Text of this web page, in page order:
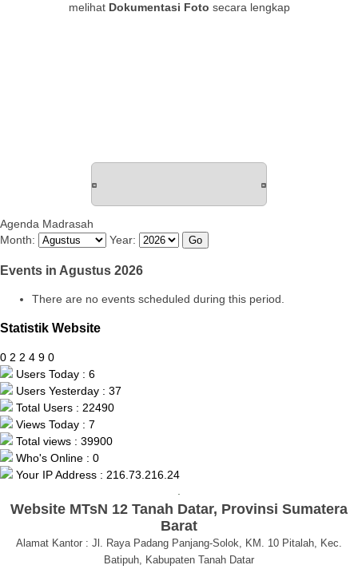
melihat Dokumentasi Foto secara lengkap
Agenda Madrasah
Month:
Year:
Events in Agustus 2026
There are no events scheduled during this period.
Statistik Website
0 2 2 4 9 0
Users Today : 6
Users Yesterday : 37
Total Users : 22490
Views Today : 7
Total views : 39900
Who's Online : 0
Your IP Address : 216.73.216.24
Website MTsN 12 Tanah Datar, Provinsi Sumatera
Barat
Alamat Kantor : Jl. Raya Padang Panjang-Solok, KM. 10 Pitalah, Kec.
Batipuh, Kabupaten Tanah Datar